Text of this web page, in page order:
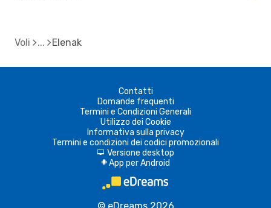
Voli Elenak
Contatti
Domande frequenti
Termini e Condizioni Generali
Utilizzo dei Cookie
Informativa sulla privacy
Termini e condizioni dei codici promozionali
d Versione desktop
A App per Android